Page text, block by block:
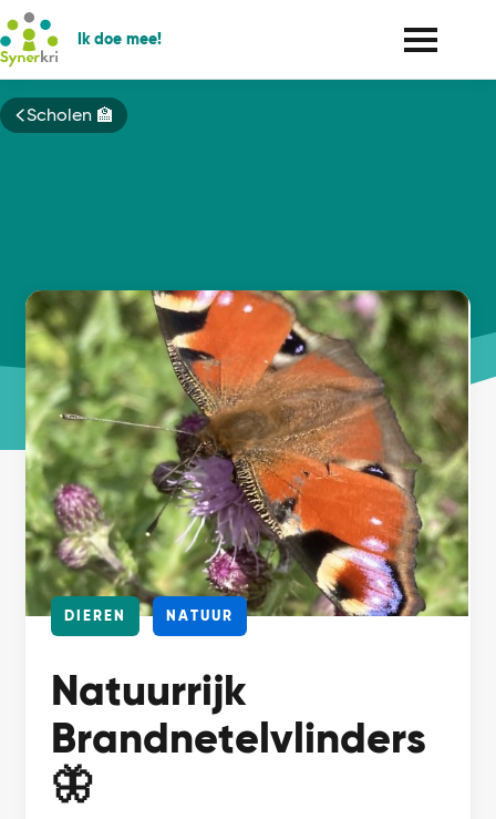
Ik doe mee!
Kruimelpad
Scholen 🏫
DIEREN NATUUR
Natuurrijk
Brandnetelvlinders
🦋